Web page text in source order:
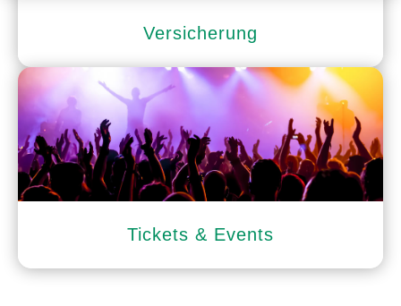
Versicherung
Tickets & Events